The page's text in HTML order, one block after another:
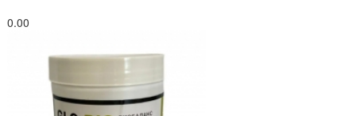
0.00